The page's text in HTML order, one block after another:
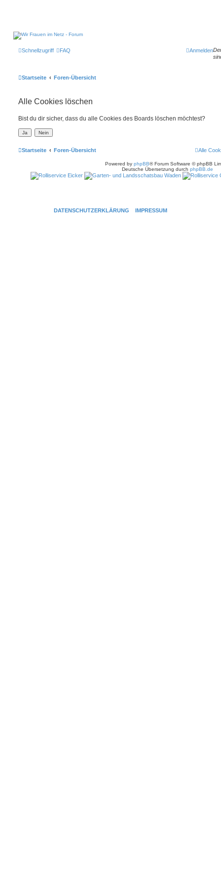
Schnellzugriff FAQ Anmelden
Startseite Foren-Übersicht
Alle Cookies löschen
Bist du dir sicher, dass du alle Cookies des Boards löschen möchtest?
Startseite Foren-Übersicht Alle
Powered by phpBB® Forum Software © phpBB
Deutsche Übersetzung durch phpBB.de
DATENSCHUTZERKLÄRUNG IMPRESSUM